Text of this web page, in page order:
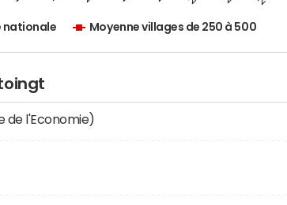
nationale Moyenne villages de 250 à 500
de l'Economie)